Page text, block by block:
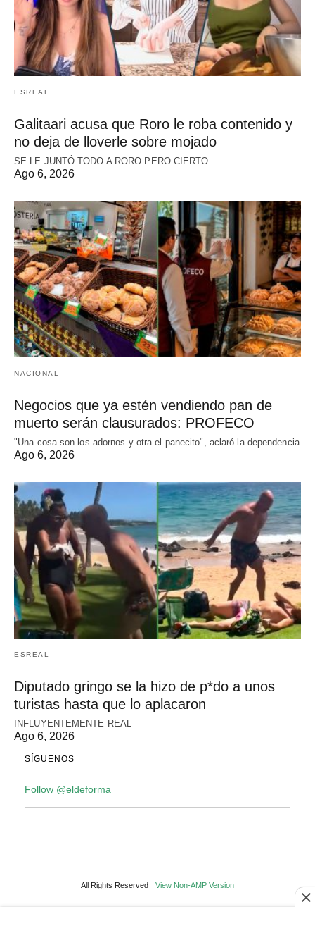
ESREAL
Galitaari acusa que Roro le roba contenido y
no deja de lloverle sobre mojado
SE LE JUNTÓ TODO A RORO PERO CIERTO
Ago 6, 2026
NACIONAL
Negocios que ya estén vendiendo pan de
muerto serán clausurados: PROFECO
"Una cosa son los adornos y otra el panecito", aclaró la dependencia
Ago 6, 2026
ESREAL
Diputado gringo se la hizo de p*do a unos
turistas hasta que lo aplacaron
INFLUYENTEMENTE REAL
Ago 6, 2026
SÍGUENOS
Follow @eldeforma
All Rights Reserved View Non-AMP Version